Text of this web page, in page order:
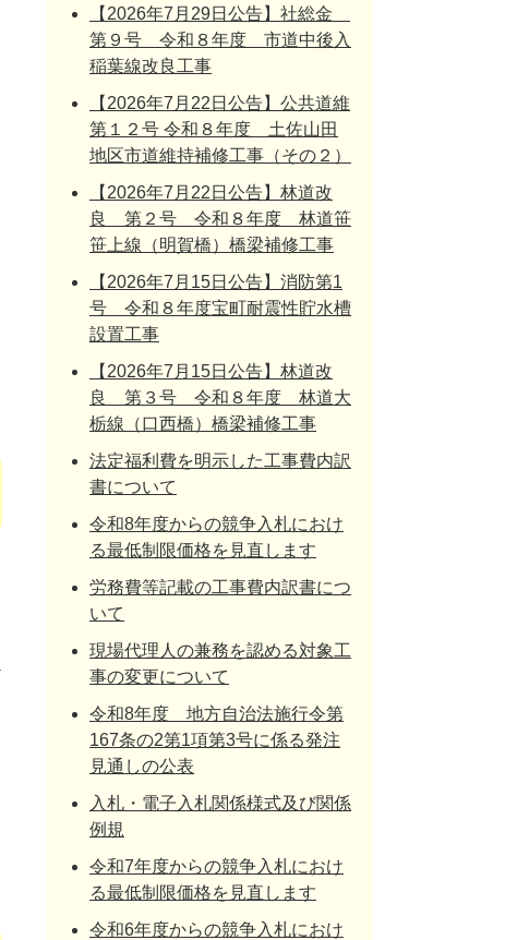
【2026年7月29日公告】社総金
第９号 令和８年度 市道中後入
稲葉線改良工事
【2026年7月22日公告】公共道維
第１２号 令和８年度 土佐山田
地区市道維持補修工事（その２）
【2026年7月22日公告】林道改
良 第２号 令和８年度 林道笹
笹上線（明賀橋）橋梁補修工事
【2026年7月15日公告】消防第1
号 令和８年度宝町耐震性貯水槽
設置工事
【2026年7月15日公告】林道改
良 第３号 令和８年度 林道大
栃線（口西橋）橋梁補修工事
法定福利費を明示した工事費内訳
書について
令和8年度からの競争入札におけ
る最低制限価格を見直します
労務費等記載の工事費内訳書につ
いて
現場代理人の兼務を認める対象工
事の変更について
令和8年度 地方自治法施行令第
167条の2第1項第3号に係る発注
見通しの公表
入札・電子入札関係様式及び関係
例規
令和7年度からの競争入札におけ
る最低制限価格を見直します
令和6年度からの競争入札におけ